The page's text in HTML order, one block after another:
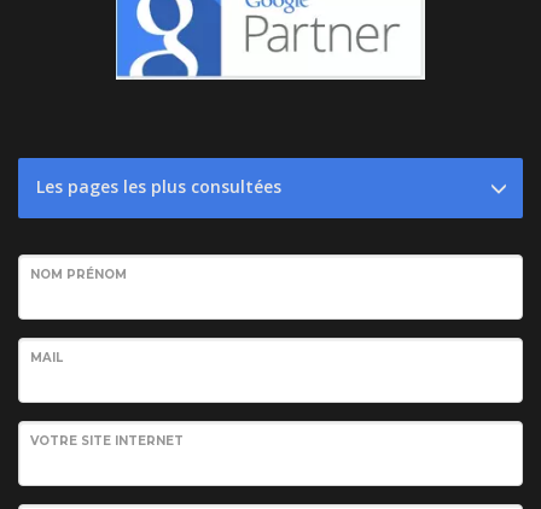
Les pages les plus consultées
NOM PRÉNOM
MAIL
VOTRE SITE INTERNET